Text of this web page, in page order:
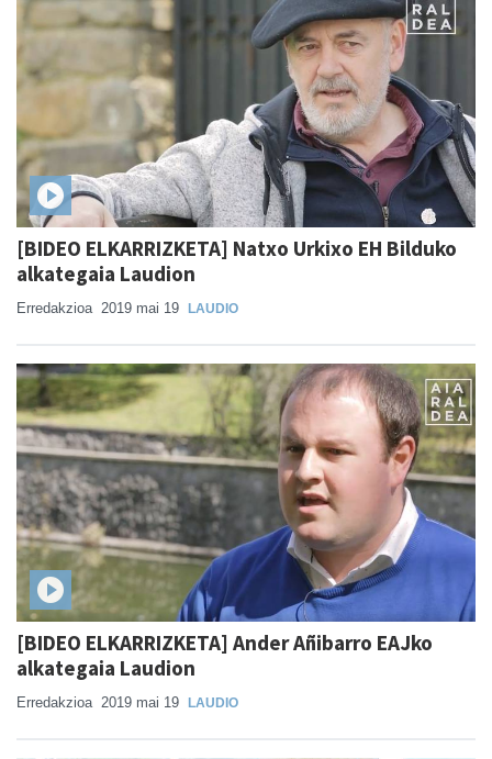
[BIDEO ELKARRIZKETA] Natxo Urkixo EH Bilduko
alkategaia Laudion
Erredakzioa 2019 mai 19 LAUDIO
[BIDEO ELKARRIZKETA] Ander Añibarro EAJko
alkategaia Laudion
Erredakzioa 2019 mai 19 LAUDIO